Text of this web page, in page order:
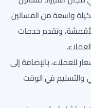
واسعة من الفساتين
وتقدم خدمات
للعملاء، بالإضافة إلى
والتسليم في الوقت